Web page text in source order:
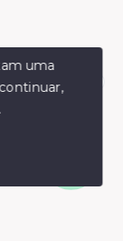
ajudar?
uma
.